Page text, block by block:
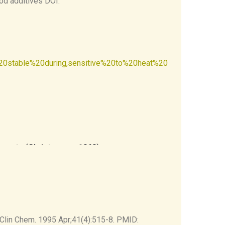
rats (Christensen, 1969)
mucosa and transported to the liver, wher
Chem. 1995 Apr;41(4):515-8. PMID: